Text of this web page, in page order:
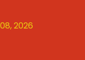
2026